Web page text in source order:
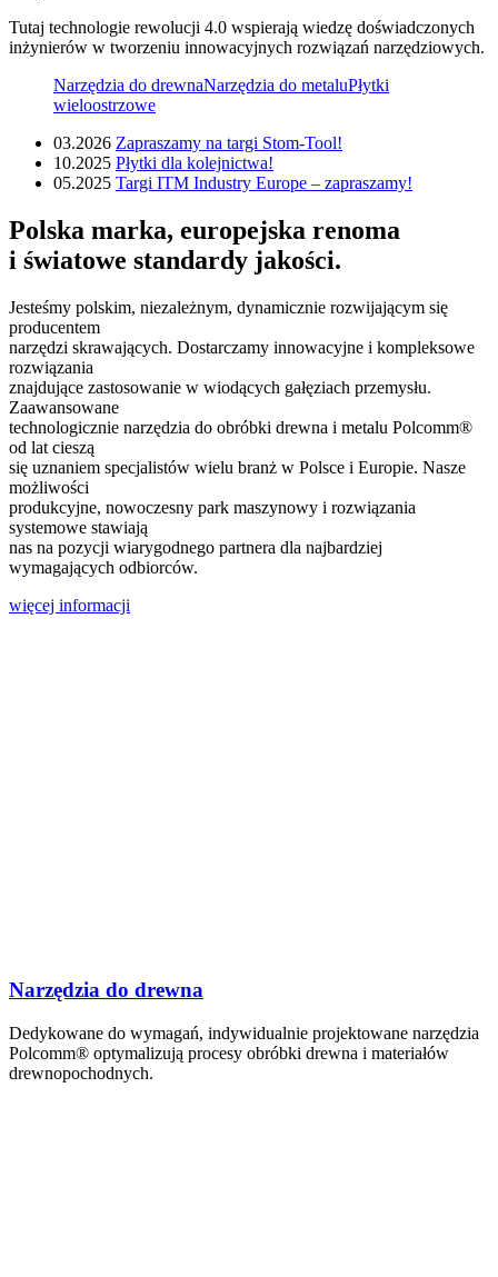
Tutaj technologie rewolucji 4.0 wspierają wiedzę doświadczonych
inżynierów w tworzeniu innowacyjnych rozwiązań narzędziowych.
Narzędzia do drewnaNarzędzia do metaluPłytki
wieloostrzowe
03.2026 Zapraszamy na targi Stom-Tool!
10.2025 Płytki dla kolejnictwa!
05.2025 Targi ITM Industry Europe – zapraszamy!
Polska marka, europejska renoma
i światowe standardy jakości.
Jesteśmy polskim, niezależnym, dynamicznie rozwijającym się
producentem
narzędzi skrawających. Dostarczamy innowacyjne i kompleksowe
rozwiązania
znajdujące zastosowanie w wiodących gałęziach przemysłu.
Zaawansowane
technologicznie narzędzia do obróbki drewna i metalu Polcomm®
od lat cieszą
się uznaniem specjalistów wielu branż w Polsce i Europie. Nasze
możliwości
produkcyjne, nowoczesny park maszynowy i rozwiązania
systemowe stawiają
nas na pozycji wiarygodnego partnera dla najbardziej
wymagających odbiorców.
więcej informacji
Narzędzia do drewna
Dedykowane do wymagań, indywidualnie projektowane narzędzia
Polcomm® optymalizują procesy obróbki drewna i materiałów
drewnopochodnych.